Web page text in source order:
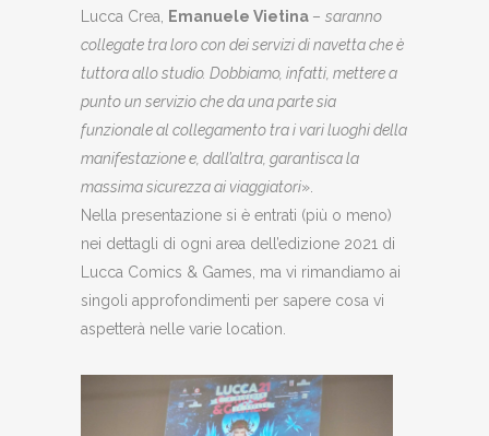
Lucca Crea, Emanuele Vietina – saranno
collegate tra loro con dei servizi di navetta che è
tuttora allo studio. Dobbiamo, infatti, mettere a
punto un servizio che da una parte sia
funzionale al collegamento tra i vari luoghi della
manifestazione e, dall’altra, garantisca la
massima sicurezza ai viaggiatori».
Nella presentazione si è entrati (più o meno)
nei dettagli di ogni area dell’edizione 2021 di
Lucca Comics & Games, ma vi rimandiamo ai
singoli approfondimenti per sapere cosa vi
aspetterà nelle varie location.